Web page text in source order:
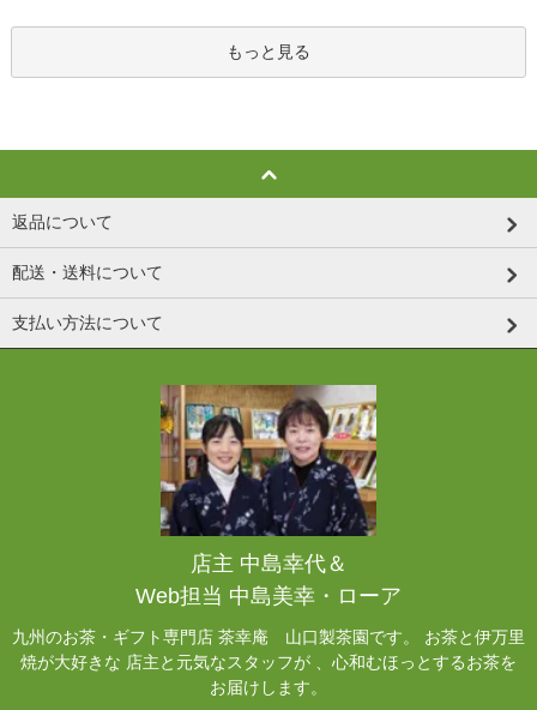
もっと見る
返品について
配送・送料について
支払い方法について
店主 中島幸代＆
Web担当 中島美幸・ローア
九州のお茶・ギフト専門店 茶幸庵 山口製茶園です。 お茶と伊万里
焼が大好きな 店主と元気なスタッフが 、心和むほっとするお茶を
お届けします。